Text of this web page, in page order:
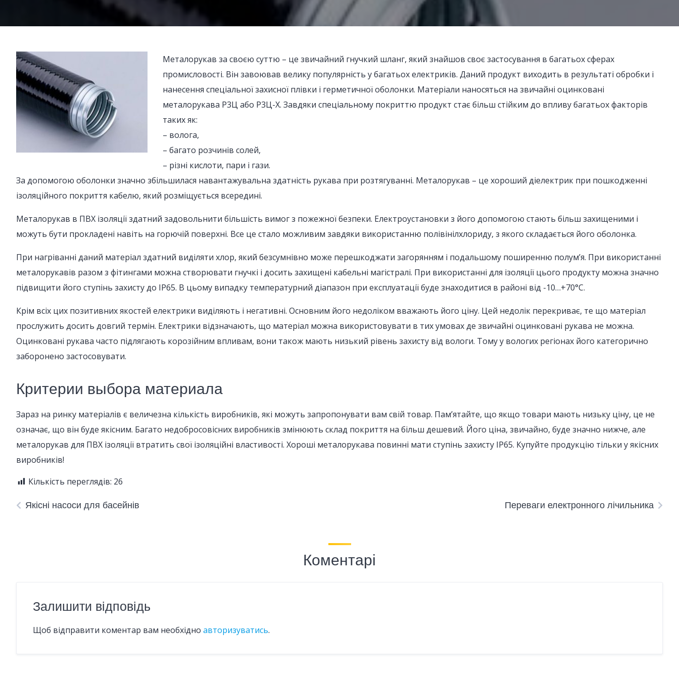
Металорукав за своєю суттю – це звичайний гнучкий шланг, який знайшов своє застосування в багатьох сферах
промисловості. Він завоював велику популярність у багатьох електриків. Даний продукт виходить в результаті обробки і
нанесення спеціальної захисної плівки і герметичної оболонки. Матеріали наносяться на звичайні оцинковані
металорукава Р3Ц або Р3Ц-Х. Завдяки спеціальному покриттю продукт стає більш стійким до впливу багатьох факторів
таких як:
– волога,
– багато розчинів солей,
– різні кислоти, пари і гази.
За допомогою оболонки значно збільшилася навантажувальна здатність рукава при розтягуванні. Металорукав – це хороший діелектрик при пошкодженні
ізоляційного покриття кабелю, який розміщується всередині.
Металорукав в ПВХ ізоляції здатний задовольнити більшість вимог з пожежної безпеки. Електроустановки з його допомогою стають більш захищеними і
можуть бути прокладені навіть на горючій поверхні. Все це стало можливим завдяки використанню полівінілхлориду, з якого складається його оболонка.
При нагріванні даний матеріал здатний виділяти хлор, який безсумнівно може перешкоджати загорянням і подальшому поширенню полум’я. При використанні
металорукавів разом з фітингами можна створювати гнучкі і досить захищені кабельні магістралі. При використанні для ізоляції цього продукту можна значно
підвищити його ступінь захисту до IP65. В цьому випадку температурний діапазон при експлуатації буде знаходитися в районі від -10…+70°С.
Крім всіх цих позитивних якостей електрики виділяють і негативні. Основним його недоліком вважають його ціну. Цей недолік перекриває, те що матеріал
прослужить досить довгий термін. Електрики відзначають, що матеріал можна використовувати в тих умовах де звичайні оцинковані рукава не можна.
Оцинковані рукава часто підлягають корозійним впливам, вони також мають низький рівень захисту від вологи. Тому у вологих регіонах його категорично
заборонено застосовувати.
Критерии выбора материала
Зараз на ринку матеріалів є величезна кількість виробників, які можуть запропонувати вам свій товар. Пам’ятайте, що якщо товари мають низьку ціну, це не
означає, що він буде якісним. Багато недобросовісних виробників змінюють склад покриття на більш дешевий. Його ціна, звичайно, буде значно нижче, але
металорукав для ПВХ ізоляції втратить свої ізоляційні властивості. Хороші металорукава повинні мати ступінь захисту IP65. Купуйте продукцію тільки у якісних
виробників!
Кількість переглядів: 26
Якісні насоси для басейнів Переваги електронного лічильника
Коментарі
Залишити відповідь
Щоб відправити коментар вам необхідно авторизуватись.